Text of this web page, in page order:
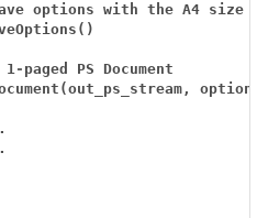
options with the A4 size
1- paged PS
Document